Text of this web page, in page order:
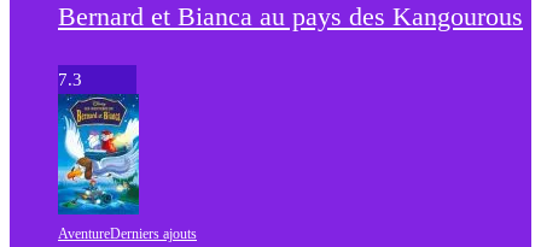
Bernard et Bianca au pays des Kangourous
7.3
AventureDerniers ajouts